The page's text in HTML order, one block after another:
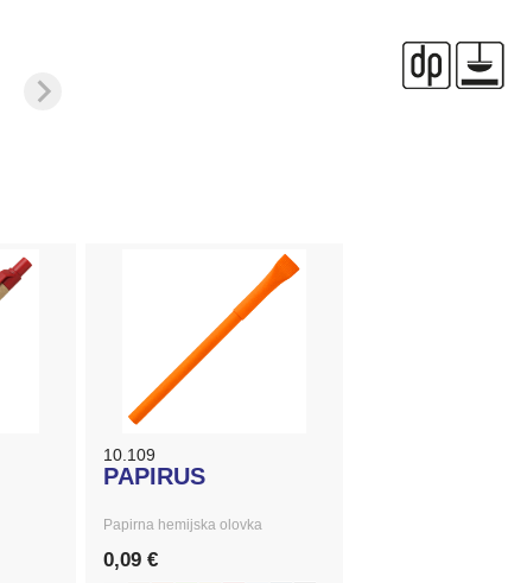
10.109
PAPIRUS
Papirna hemijska olovka
0,09 €